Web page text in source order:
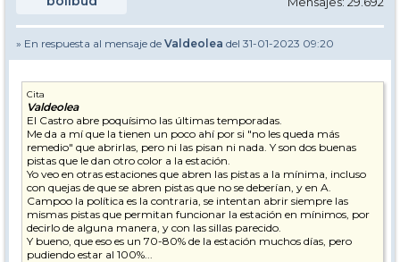
» En respuesta al mensaje de Valdeolea del 31-01-2023 09:20
Cita
Valdeolea
El Castro abre poquísimo las últimas temporadas.
Me da a mí que la tienen un poco ahí por si "no les queda más
remedio" que abrirlas, pero ni las pisan ni nada. Y son dos buenas
pistas que le dan otro color a la estación.
Yo veo en otras estaciones que abren las pistas a la mínima, incluso
con quejas de que se abren pistas que no se deberían, y en A.
Campoo la política es la contraria, se intentan abrir siempre las
mismas pistas que permitan funcionar la estación en mínimos, por
decirlo de alguna manera, y con las sillas parecido.
Y bueno, que eso es un 70-80% de la estación muchos días, pero
pudiendo estar al 100%...